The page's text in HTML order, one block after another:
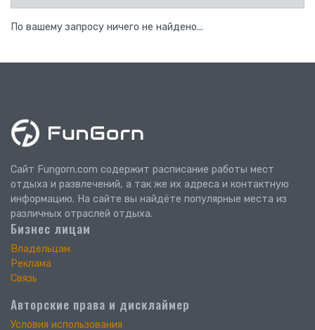
По вашему запросу ничего не найдено...
Сайт Fungorn.com содержит расписание работы мест
отдыха и развлечений, а так же их адреса и контактную
информацию. На сайте вы найдёте популярные места из
различных отраслей отдыха.
Бизнес лицам
Владельцам
Реклама
Связь
Авторские права и дисклаймер
Условия использования